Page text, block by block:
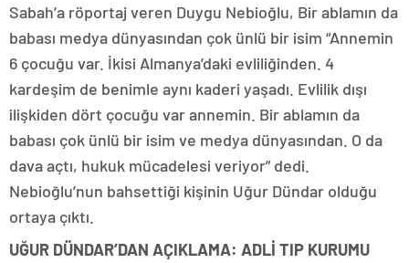
Sabah’a röportaj veren Duygu Nebioğlu, Bir ablamın da
babası medya dünyasından çok ünlü bir isim “Annemin
6 çocuğu var. İkisi Almanya’daki evliliğinden. 4
kardeşim de benimle aynı kaderi yaşadı. Evlilik dışı
ilişkiden dört çocuğu var annemin. Bir ablamın da
babası çok ünlü bir isim ve medya dünyasından. O da
dava açtı, hukuk mücadelesi veriyor” dedi.
Nebioğlu’nun bahsettiği kişinin Uğur Dündar olduğu
ortaya çıktı.
UĞUR DÜNDAR’DAN AÇIKLAMA: ADLİ TIP KURUMU